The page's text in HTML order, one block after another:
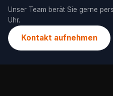
Unser Team berät Sie gerne
Uhr.
Kontakt aufnehmen